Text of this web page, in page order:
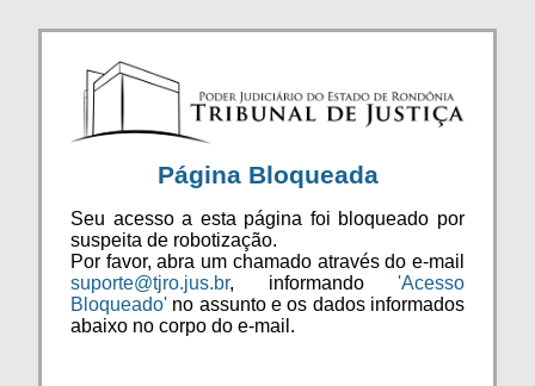
Página Bloqueada
Seu acesso a esta página foi bloqueado por
suspeita de robotização.
Por favor, abra um chamado através do e-mail
suporte@tjro.jus.br, informando 'Acesso
Bloqueado' no assunto e os dados informados
abaixo no corpo do e-mail.